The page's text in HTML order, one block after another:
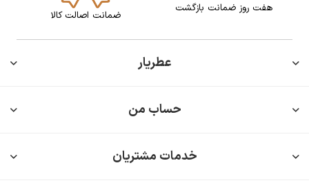
هفت روز ضمانت بازگشت
ضمانت اصالت کالا
عطریار
حساب من
خدمات مشتریان